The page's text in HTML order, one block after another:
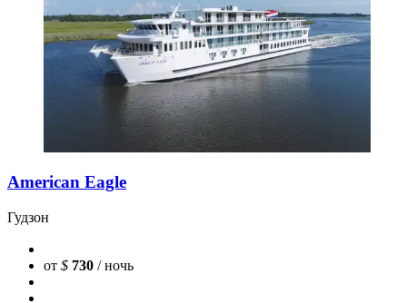
American Eagle
Гудзон
от $ 730 / ночь